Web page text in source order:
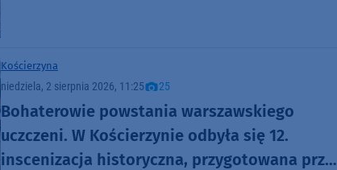
Kościerzyna
niedziela, 2 sierpnia 2026, 11:25 25
Bohaterowie powstania warszawskiego
uczczeni. W Kościerzynie odbyła się 12.
inscenizacja historyczna, przygotowana przez